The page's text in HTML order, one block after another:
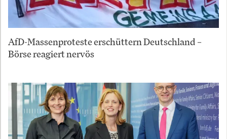
AfD-Massenproteste erschüttern Deutschland –
Börse reagiert nervös